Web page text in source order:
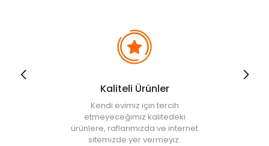
Kaliteli Ürünler
Kendi evimiz için tercih
etmeyeceğimiz kalitedeki
ürünlere, raflarımızda ve internet
sitemizde yer vermeyiz.